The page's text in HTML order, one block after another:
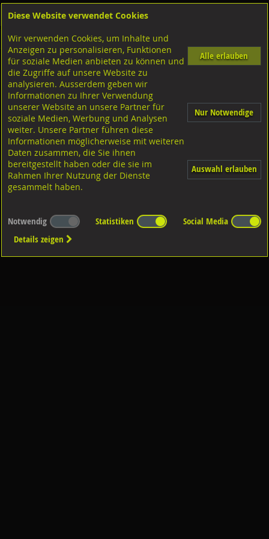
Shop Geländerzubehör
Steckrohrwinkel
CNS 1.4301
Diese Website verwendet Cookies
Wir verwenden Cookies, um Inhalte und
Anzeigen zu personalisieren, Funktionen
für soziale Medien anbieten zu können und
die Zugriffe auf unsere Website zu
analysieren. Ausserdem geben wir
Informationen zu Ihrer Verwendung
unserer Website an unsere Partner für
soziale Medien, Werbung und Analysen
weiter. Unsere Partner führen diese
Informationen möglicherweise mit weiteren
Daten zusammen, die Sie ihnen
bereitgestellt haben oder die sie im
Rahmen Ihrer Nutzung der Dienste
gesammelt haben.
Alle erlauben
Nur Notwendige
Auswahl erlauben
Notwendig Statistiken
Social Media
Details zeigen